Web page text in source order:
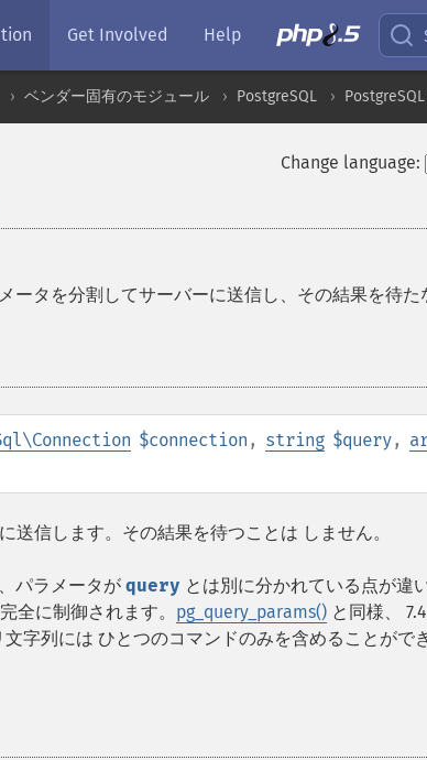
Get Involved Help
ベンダー固有のモジュール PostgreSQL
Change language:
ータを分割してサーバーに送信し、その結果を待た
$connection , string $query,
送信します。その結果を待つことは しません。
パラメータが query とは別に分かれている点が違
全に制御されます。 pg_query_params() と同様、
字列には ひとつのコマンドのみを含めることがで